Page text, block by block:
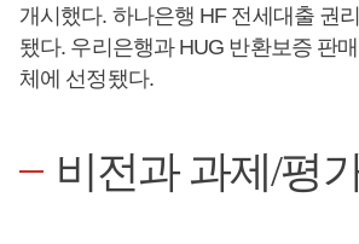
개시했다. 하나은행 HF 전세대출 권
됐다. 우리은행과 HUG 반환보증 판
체에 선정됐다.
비전과 과제/평